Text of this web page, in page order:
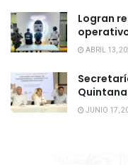
Logran
ABRIL 13,
JUNIO 17,